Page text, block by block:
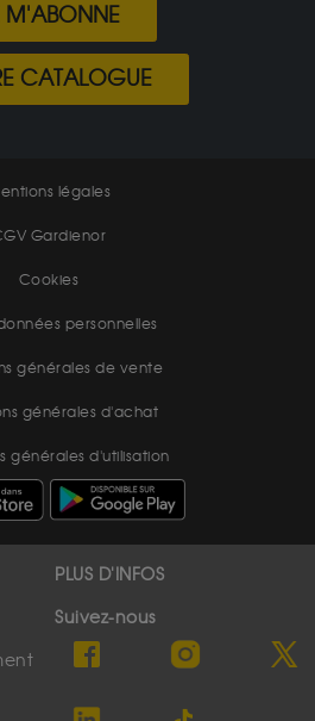
M'ABONNE
CATALOGUE
légales
Gardienor
Cookies
personnelles
générales de vente
générales d'achat
générales d'utilisation
PLUS D'INFOS
Suivez-nous